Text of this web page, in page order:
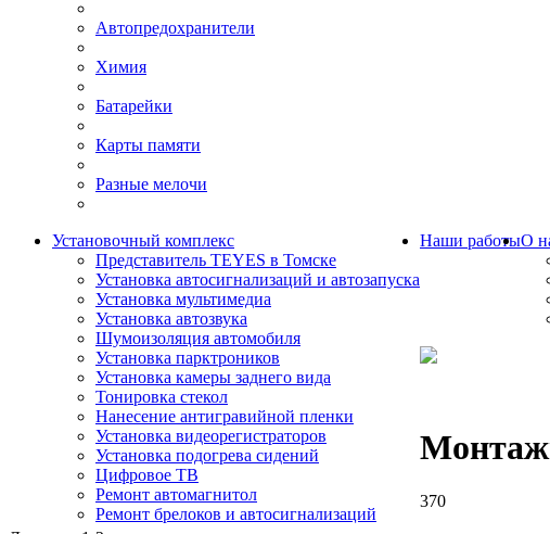
Автопредохранители
Химия
Батарейки
Карты памяти
Разные мелочи
Установочный комплекс
Представитель TEYES в Томске
Установка автосигнализаций и автозапуска
Установка мультимедиа
Установка автозвука
Шумоизоляция автомобиля
Установка парктроников
Установка камеры заднего вида
Тонировка стекол
Нанесение антигравийной пленки
Установка видеорегистраторов
Установка подогрева сидений
Цифровое ТВ
Ремонт автомагнитол
Ремонт брелоков и автосигнализаций
Наши работыО
370